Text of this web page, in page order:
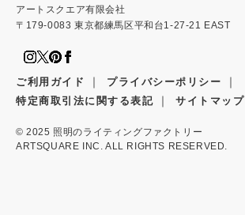
アートスクエア有限会社
〒179-0083 東京都練馬区平和台1-27-21 EAST
ご利用ガイド ｜ プライバシーポリシー ｜
特定商取引法に関する表記 ｜ サイトマップ
© 2025 照明のライティングファクトリー
ARTSQUARE INC. ALL RIGHTS RESERVED.